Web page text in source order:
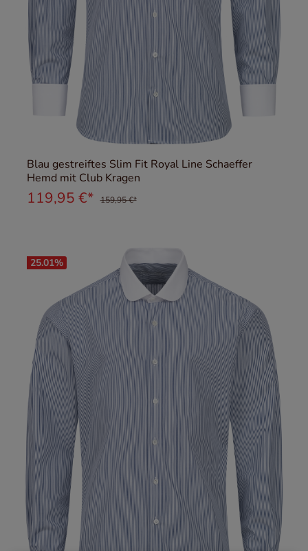
Blau gestreiftes Slim Fit Royal Line Schaeffer
Hemd mit Club Kragen
119,95 €* 159,95 €*
25.01%